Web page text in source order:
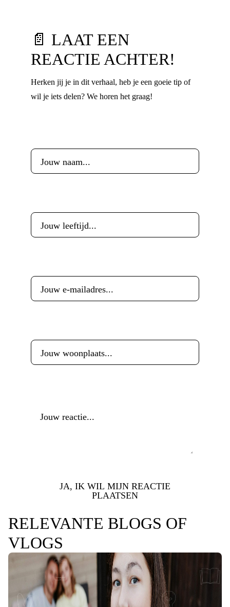
📄 LAAT EEN
REACTIE ACHTER!
Herken jij je in dit verhaal, heb je een goeie tip of
wil je iets delen? We horen het graag!
JA, IK WIL MIJN REACTIE
PLAATSEN
RELEVANTE BLOGS OF
VLOGS